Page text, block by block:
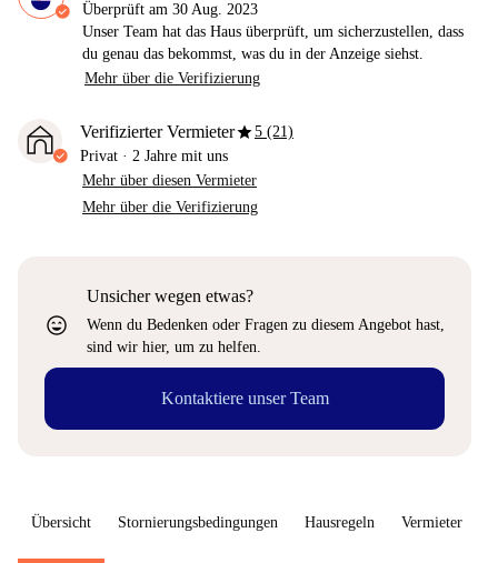
Überprüft am 30 Aug. 2023
Unser Team hat das Haus überprüft, um sicherzustellen, dass
du genau das bekommst, was du in der Anzeige siehst.
Mehr über die Verifizierung
Verifizierter Vermieterstar5 (21)
Privat · 2 Jahre mit uns
Mehr über diesen Vermieter
Mehr über die Verifizierung
sentiment_very_satisfied
Unsicher wegen etwas?
Wenn du Bedenken oder Fragen zu diesem Angebot hast,
sind wir hier, um zu helfen.
Kontaktiere unser Team
Übersicht Stornierungsbedingungen Hausregeln Vermieter